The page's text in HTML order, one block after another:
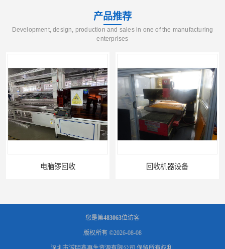
产品推荐
Development, design, production and sales in one of the manufacturing
enterprises
回收机器设备 配件设备回收
您是第483063位访客
版权所有 ©2026-08-08